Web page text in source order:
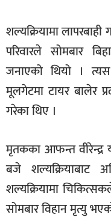
समाज
शिक्षा
विचार
स्वास्थ्य
शल्यक्रियामा
परिवारले सोमबार
जनाएको थियो । त्यस
मूलगेटमा टायर बालेर
गरेका थिए ।
मृतकका आफन्त वीरेन्द्र
बजे शल्यक्रियाबाट
शल्यक्रियामा
सोमबार विहान मृत्यु